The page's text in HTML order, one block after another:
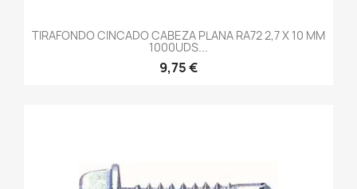
TIRAFONDO CINCADO CABEZA PLANA RA72 2,7 X 10 MM
1000UDS...
9,75 €